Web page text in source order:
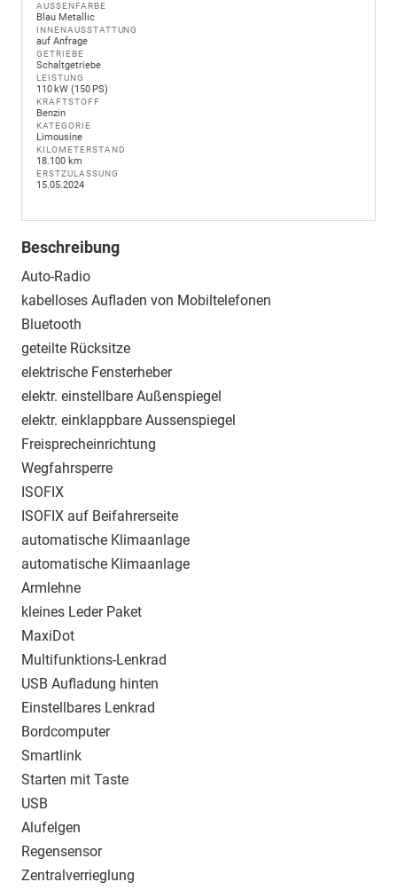
AUSSENFARBE
Blau Metallic
INNENAUSSTATTUNG
auf Anfrage
GETRIEBE
Schaltgetriebe
LEISTUNG
110 kW (150 PS)
KRAFTSTOFF
Benzin
KATEGORIE
Limousine
KILOMETERSTAND
18.100 km
ERSTZULASSUNG
15.05.2024
Beschreibung
Auto-Radio
kabelloses Aufladen von Mobiltelefonen
Bluetooth
geteilte Rücksitze
elektrische Fensterheber
elektr. einstellbare Außenspiegel
elektr. einklappbare Aussenspiegel
Freisprecheinrichtung
Wegfahrsperre
ISOFIX
ISOFIX auf Beifahrerseite
automatische Klimaanlage
automatische Klimaanlage
Armlehne
kleines Leder Paket
MaxiDot
Multifunktions-Lenkrad
USB Aufladung hinten
Einstellbares Lenkrad
Bordcomputer
Smartlink
Starten mit Taste
USB
Alufelgen
Regensensor
Zentralverrieglung